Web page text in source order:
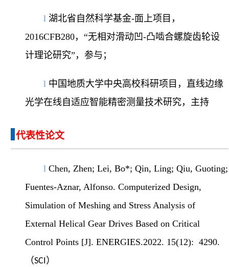
l湖北省自然科学基金-面上项目，
2016CFB280，“无相对滑动凹-凸啮合螺旋齿轮设
计理论研究” ，参与；
l 中国地质大学中央高校科研项目，直线边缘
光学在线自适应智能精密测量技术研究，主持
代表性论文
lChen, Zhen; Lei, Bo*; Qin, Ling; Qiu, Guoting;
Fuentes-Aznar, Alfonso. Computerized Design,
Simulation of Meshing and Stress Analysis of
External Helical Gear Drives Based on Critical
Control Points [J]. ENERGIES.2022. 15(12): 4290.
（SCI ）